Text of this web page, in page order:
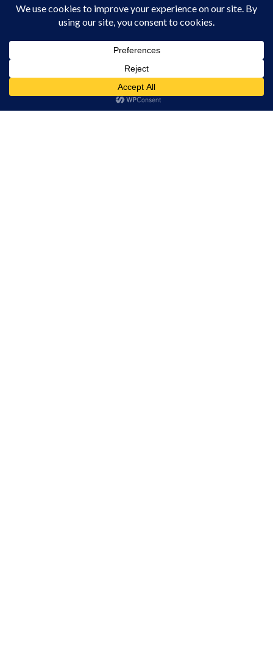
Am înțeles!
Acest site folosește cookies. Navigând în continuare, vă exprimați acordul asupra folosirii
cookie-urilor.
Parcul Berc se transformă într un loc
magic
JOI, 12:33
Informare privind colectarea deșeurilor
din carton și hârtie